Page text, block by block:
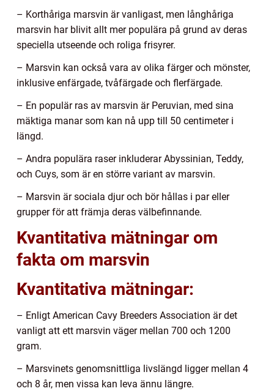
– Korthåriga marsvin är vanligast, men långhåriga
marsvin har blivit allt mer populära på grund av deras
speciella utseende och roliga frisyrer.
– Marsvin kan också vara av olika färger och mönster,
inklusive enfärgade, tvåfärgade och flerfärgade.
– En populär ras av marsvin är Peruvian, med sina
mäktiga manar som kan nå upp till 50 centimeter i
längd.
– Andra populära raser inkluderar Abyssinian, Teddy,
och Cuys, som är en större variant av marsvin.
– Marsvin är sociala djur och bör hållas i par eller
grupper för att främja deras välbefinnande.
Kvantitativa mätningar om
fakta om marsvin
Kvantitativa mätningar:
– Enligt American Cavy Breeders Association är det
vanligt att ett marsvin väger mellan 700 och 1200
gram.
– Marsvinets genomsnittliga livslängd ligger mellan 4
och 8 år, men vissa kan leva ännu längre.